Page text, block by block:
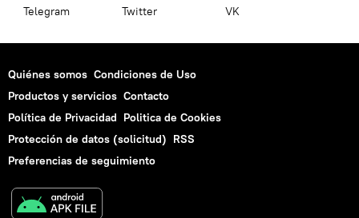
Telegram Twitter VK
Quiénes somos Condiciones de Uso
Productos y servicios Contacto
Política de Privacidad Politica de Cookies
Protección de datos (solicitud) RSS
Preferencias de seguimiento